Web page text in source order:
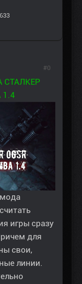
1.4
игры сразу
для
свои,
линии.
#0